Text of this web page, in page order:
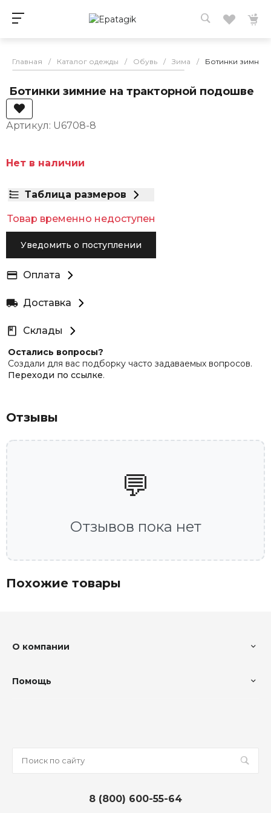
Главная / Каталог одежды / Обувь / Зима / Ботинки
Ботинки зимние на тракторной подошве
Артикул: U6708-8
Нет в наличии
Таблица размеров
Товар временно недоступен
Уведомить о поступлении
Оплата
Доставка
Склады
Остались вопросы?
Создали для вас подборку часто задаваемых вопросов.
Переходи по ссылке.
Отзывы
💬
Отзывов пока нет
Похожие товары
О компании
Помощь
8 (800) 600-55-64